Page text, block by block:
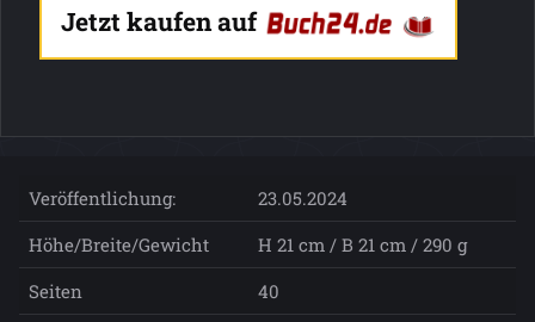
Jetzt kaufen auf
Veröffentlichung:
23.05.2024
Höhe/Breite/Gewicht
H 21 cm / B 21 cm / 290 g
Seiten
40